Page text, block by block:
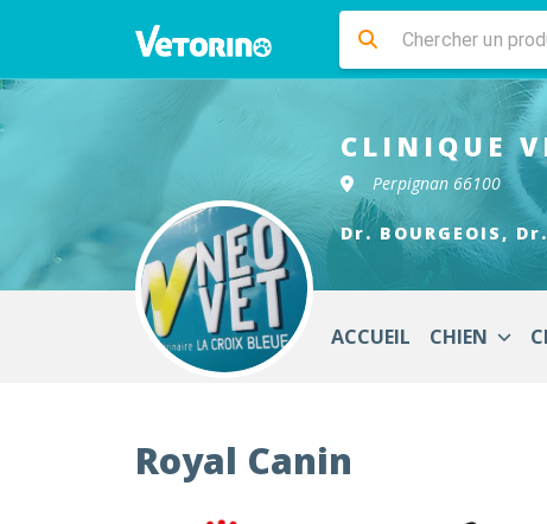
CLINIQUE
Perpignan 66100
Dr. BOURGEOIS,
ACCUEIL CHIEN
Royal Canin